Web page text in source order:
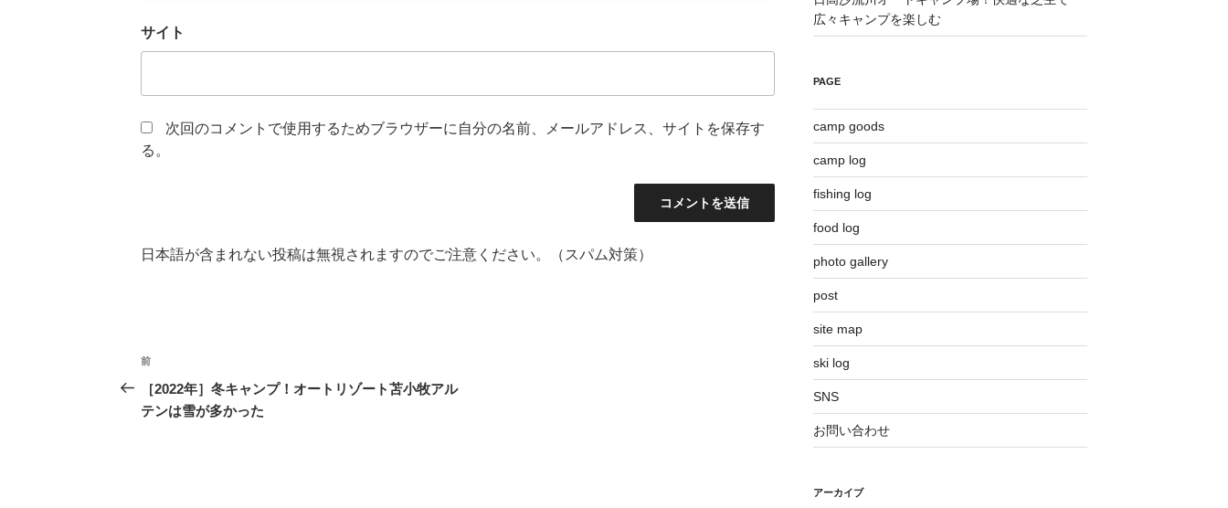
サイト
次回のコメントで使用するためブラウザーに自分の名前、メールアドレス、サイトを保存す
る。
日本語が含まれない投稿は無視されますのでご注意ください。（スパム対策）
投
稿
ナ
前
の
投
前
［2022年］冬キャンプ！オートリゾート苫小牧アル
テンは雪が多かった
広々キャンプを楽しむ
PAGE
camp goods
camp log
fishing log
food log
photo gallery
post
site map
ski log
SNS
お問い合わせ
アーカイブ